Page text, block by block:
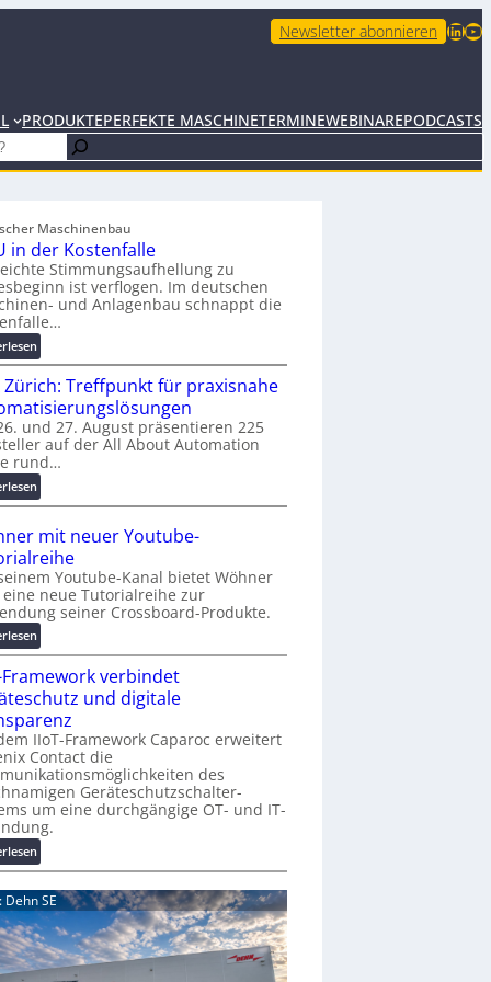
Newsletter abonnieren LinkedIn YouTube
PRODUKTEPERFEKTE MASCHINETERMINEWEBINAREPODCASTS
Maschinenbau
in der Kostenfalle
Stimmungsaufhellung zu
ist verflogen. Im deutschen
und Anlagenbau schnappt die
:
K
M
U
i
n
d
r
o
s
t
e
n
f
a
l
l
e
Zürich: Treffpunkt für praxisnahe
und 27. August präsentieren 225
auf der All About Automation
rund…
:
A
A
Z
ü
r
i
c
:
T
r
e
f
f
p
u
n
k
f
ü
r
p
mit neuer Youtube-
Youtube-Kanal bietet Wöhner
neue Tutorialreihe zur
seiner Crossboard-Produkte.
:
W
ö
h
n
e
r
m
i
t
n
e
u
e
r
Y
o
u
Framework verbindet
und digitale
IIoT-Framework Caparoc erweitert
Contact die
des
Geräteschutzschalter-
um eine durchgängige OT- und IT-
:
I
I
o
T
-
F
Dehn SE